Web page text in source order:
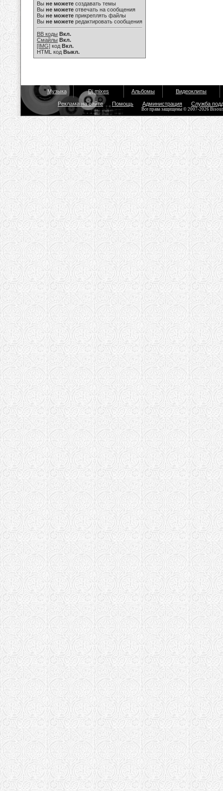
Вы не можете создавать темы
Вы не можете отвечать на сообщения
Вы не можете прикреплять файлы
Вы не можете редактировать сообщения
BB коды Вкл.
Смайлы Вкл.
[IMG] код Вкл.
HTML код Выкл.
Музыка Dj mixes Альбомы Видеоклипы
Реклама на сайте Помощь Администрация Служба
Все права защищены © 2007-2026